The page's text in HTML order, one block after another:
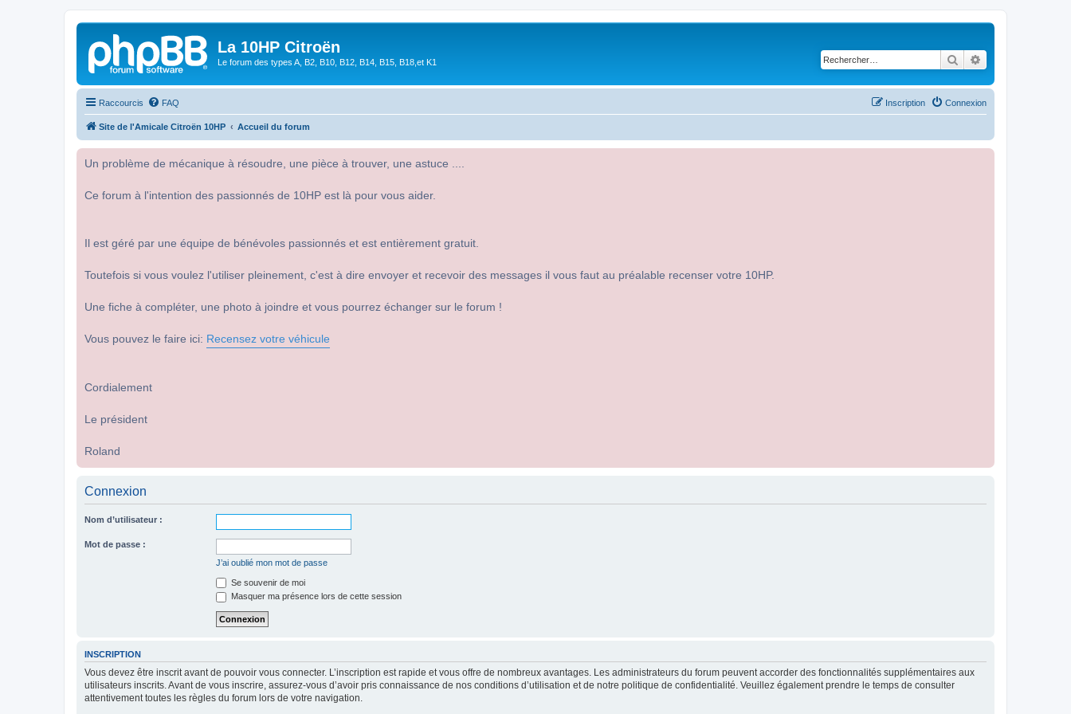
La 10HP Citroën
Le forum des types A, B2, B10, B12, B14, B15, B18,et K1 Rechercher
Raccourcis FAQ Connexion
Inscription
Site de l'Amicale Citroën 10HP Accueil du forum
Un problème de mécanique à résoudre, une pièce à trouver, une astuce ....
Ce forum à l'intention des passionnés de 10HP est là pour vous aider.
Il est géré par une équipe de bénévoles passionnés et est entièrement gratuit.
Toutefois si vous voulez l'utiliser pleinement, c'est à dire envoyer et recevoir des messages il vous faut au préalable recenser votre 10HP.
Une fiche à compléter, une photo à joindre et vous pourrez échanger sur le forum !
Vous pouvez le faire ici: Recensez votre véhicule
Cordialement
Le président
Roland
Connexion
Nom d’utilisateur :
Mot de passe :
J’ai oublié mon mot de passe
Se souvenir de moi
Masquer ma présence lors de cette session
INSCRIPTION
Vous devez être inscrit avant de pouvoir vous connecter. L’inscription est rapide et vous offre de nombreux avantages. Les administrateurs du forum peuvent accorder des fonctionnalités supplémentaires aux
utilisateurs inscrits. Avant de vous inscrire, assurez-vous d’avoir pris connaissance de nos conditions d’utilisation et de notre politique de confidentialité. Veuillez également prendre le temps de consulter
attentivement toutes les règles du forum lors de votre navigation.